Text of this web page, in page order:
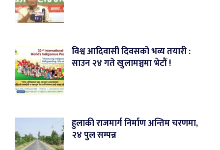
विश्व आदिवासी दिवसको भव्य तयारी :
साउन २४ गते खुलामञ्चमा भेटौं !
हुलाकी राजमार्ग निर्माण अन्तिम चरणमा,
२४ पुल सम्पन्न